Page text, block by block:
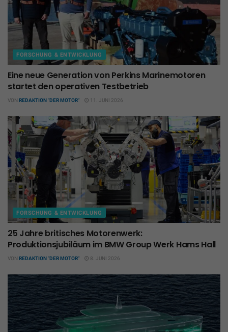
FORSCHUNG & ENTWICKLUNG
Eine neue Generation von Perkins Marinemotoren
startet den operativen Testbetrieb
VON REDAKTION "DER MOTOR" 11. JUNI 2026
FORSCHUNG & ENTWICKLUNG
25 Jahre britisches Motorenwerk:
Produktionsjubiläum im BMW Group Werk Hams Hall
VON REDAKTION "DER MOTOR" 8. JUNI 2026